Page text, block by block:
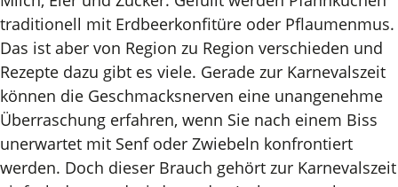
traditionell mit Erdbeerkonfitüre oder Pflaumenmus.
Das ist aber von Region zu Region verschieden und
Rezepte dazu gibt es viele. Gerade zur Karnevalszeit
können die Geschmacksnerven eine unangenehme
Überraschung erfahren, wenn Sie nach einem Biss
unerwartet mit Senf oder Zwiebeln konfrontiert
werden. Doch dieser Brauch gehört zur Karnevalszeit